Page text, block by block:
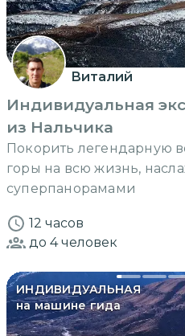
Виталий
Индивидуальная
из Нальчика
Покорить легендарную
горы на всю жизнь,
суперпанорамами
12 часов
до 4человек
ИНДИВИДУАЛЬНАЯ
на машине гида